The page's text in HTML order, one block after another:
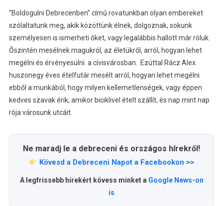
“Boldogulni Debrecenben” című rovatunkban olyan embereket
szólaltatunk meg, akik közöttünk élnek, dolgoznak, sokunk
személyesen is ismerheti őket, vagy legalábbis hallott már róluk.
Őszintén mesélnek magukról, az életükről, arról, hogyan lehet
megélni és érvényesülni a cívisvárosban.
Ezúttal Rácz Alex
huszonegy éves ételfutár mesélt arról, hogyan lehet megélni
ebből a munkából, hogy milyen kellemetlenségek, vagy éppen
kedves szavak érik, amikor biciklivel ételt szállít, és nap mint nap
rója városunk utcáit.
Ne maradj le a debreceni és országos hírekről!
Kövesd a Debreceni Napot a Facebookon >>
A legfrissebb hírekért kövess minket a Google News-on
is